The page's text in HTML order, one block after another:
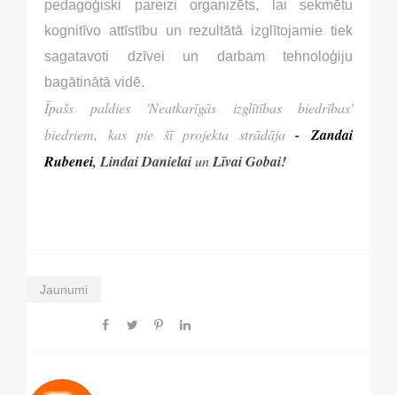
pedagoģiski pareizi organizēts, lai sekmētu
kognitīvo attīstību un rezultātā izglītojamie tiek
sagatavoti dzīvei un darbam tehnoloģiju
bagātinātā vidē.
Īpašs paldies 'Neatkarīgās izglītības biedrības'
biedriem, kas pie šī projekta strādāja-Zandai
Rubenei, Lindai DanielaiunLīvai Gobai!
Jaunumi